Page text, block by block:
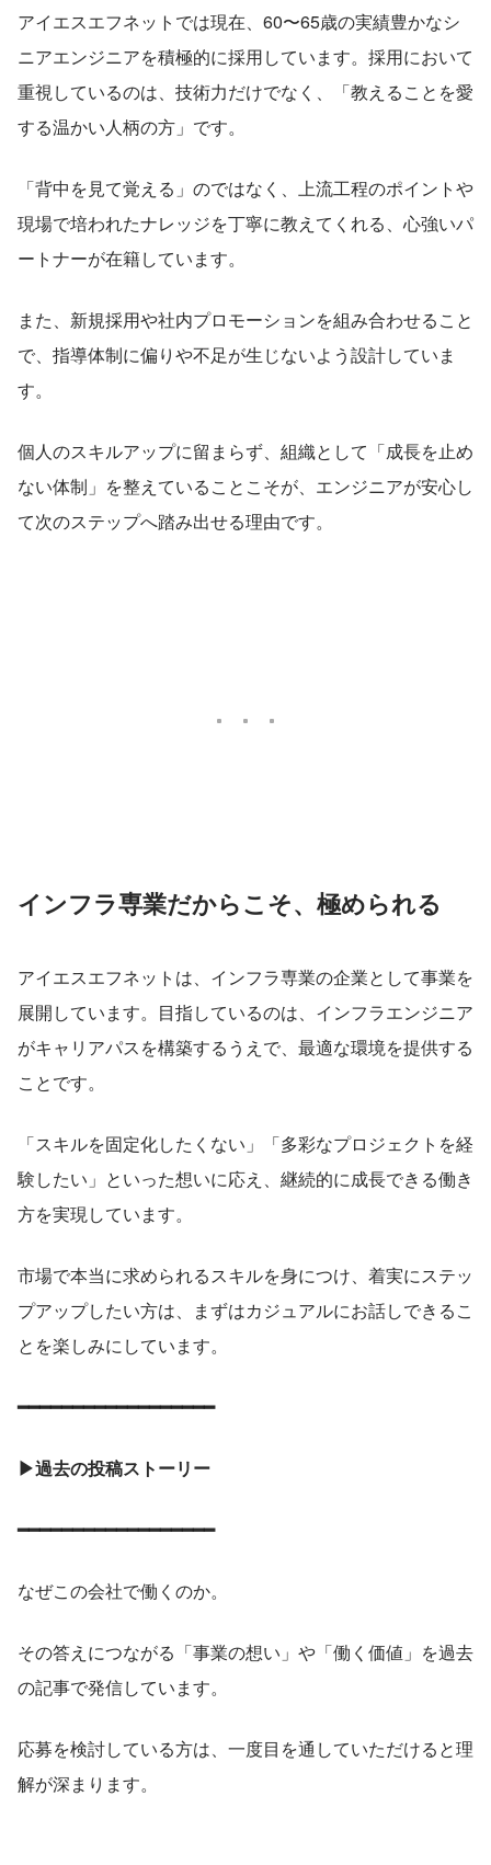
アイエスエフネットでは現在、60〜65歳の実績豊かなシ
ニアエンジニアを積極的に採用しています。採用において
重視しているのは、技術力だけでなく、「教えることを愛
する温かい人柄の方」です。
「背中を見て覚える」のではなく、上流工程のポイントや
現場で培われたナレッジを丁寧に教えてくれる、心強いパ
ートナーが在籍しています。
また、新規採用や社内プロモーションを組み合わせること
で、指導体制に偏りや不足が生じないよう設計していま
す。
個人のスキルアップに留まらず、組織として「成長を止め
ない体制」を整えていることこそが、エンジニアが安心し
て次のステップへ踏み出せる理由です。
インフラ専業だからこそ、極められる
アイエスエフネットは、インフラ専業の企業として事業を
展開しています。目指しているのは、インフラエンジニア
がキャリアパスを構築するうえで、最適な環境を提供する
ことです。
「スキルを固定化したくない」「多彩なプロジェクトを経
験したい」といった想いに応え、継続的に成長できる働き
方を実現しています。
市場で本当に求められるスキルを身につけ、着実にステッ
プアップしたい方は、まずはカジュアルにお話しできるこ
とを楽しみにしています。
━━━━━━━━━━━━━━━━━━
▶過去の投稿ストーリー
━━━━━━━━━━━━━━━━━━
なぜこの会社で働くのか。
その答えにつながる「事業の想い」や「働く価値」を過去
の記事で発信しています。
応募を検討している方は、一度目を通していただけると理
解が深まります。